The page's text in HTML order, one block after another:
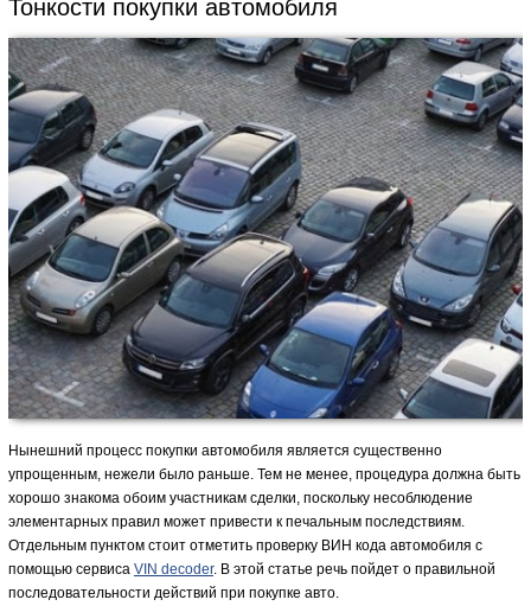
Тонкости покупки автомобиля
Нынешний процесс покупки автомобиля является существенно
упрощенным, нежели было раньше. Тем не менее, процедура должна быть
хорошо знакома обоим участникам сделки, поскольку несоблюдение
элементарных правил может привести к печальным последствиям.
Отдельным пунктом стоит отметить проверку ВИН кода автомобиля с
помощью сервиса VIN decoder. В этой статье речь пойдет о правильной
последовательности действий при покупке авто.